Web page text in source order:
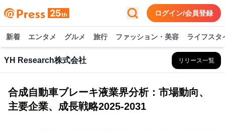
ログイン/会員登録
新着 エンタメ グルメ 旅行 ファッション・美容 ライフスタ
YH Research株式会社 リリース一覧
合成自動車ブレーキ液業界分析：市場動向、
主要企業、成長戦略2025-2031